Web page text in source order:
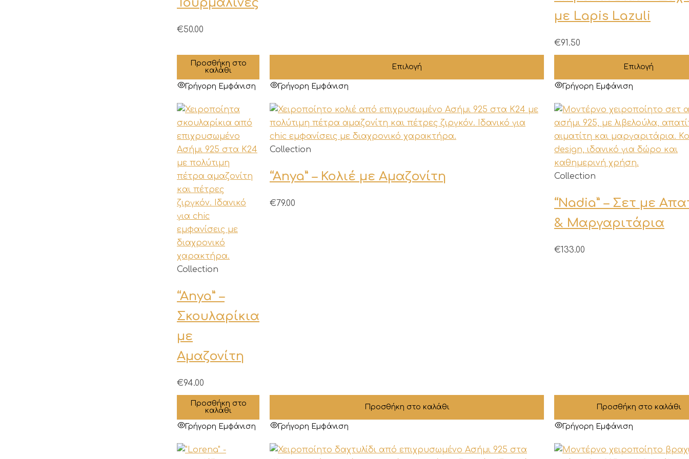
Τουρμαλίνες
€50.00
Προσθήκη στο
καλάθι
Γρήγορη Εμφάνιση
Επιλογή
Γρήγορη Εμφάνιση
με Lapis Lazuli
€91.50
Επιλογή
Γρήγορη Εμφάνιση
πολλαπλές
Οι
να
επιλεγούν
στη
σελίδα
του
προϊόντος
Collection
“Anya” –
Σκουλαρίκια
με
Αμαζονίτη
€94.00
Προσθήκη στο
καλάθι
Γρήγορη Εμφάνιση
Collection
“Anya” – Κολιέ με Αμαζονίτη
€79.00
Προσθήκη στο καλάθι
Γρήγορη Εμφάνιση
Collection
“Nadia” – Σετ με
& Μαργαριτάρια
€133.00
Προσθήκη στο καλάθι
Γρήγορη Εμφάνιση